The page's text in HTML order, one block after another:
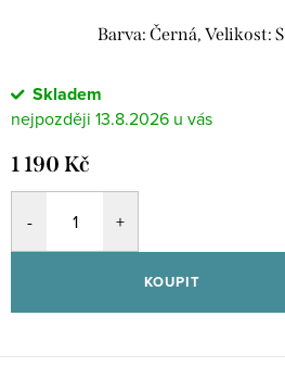
Barva: Černá, Velikost: S
Skladem
13.8.2026
1 190 Kč
KOUPIT